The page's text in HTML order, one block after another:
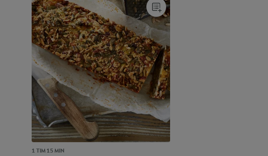
1 TIM 15 MIN